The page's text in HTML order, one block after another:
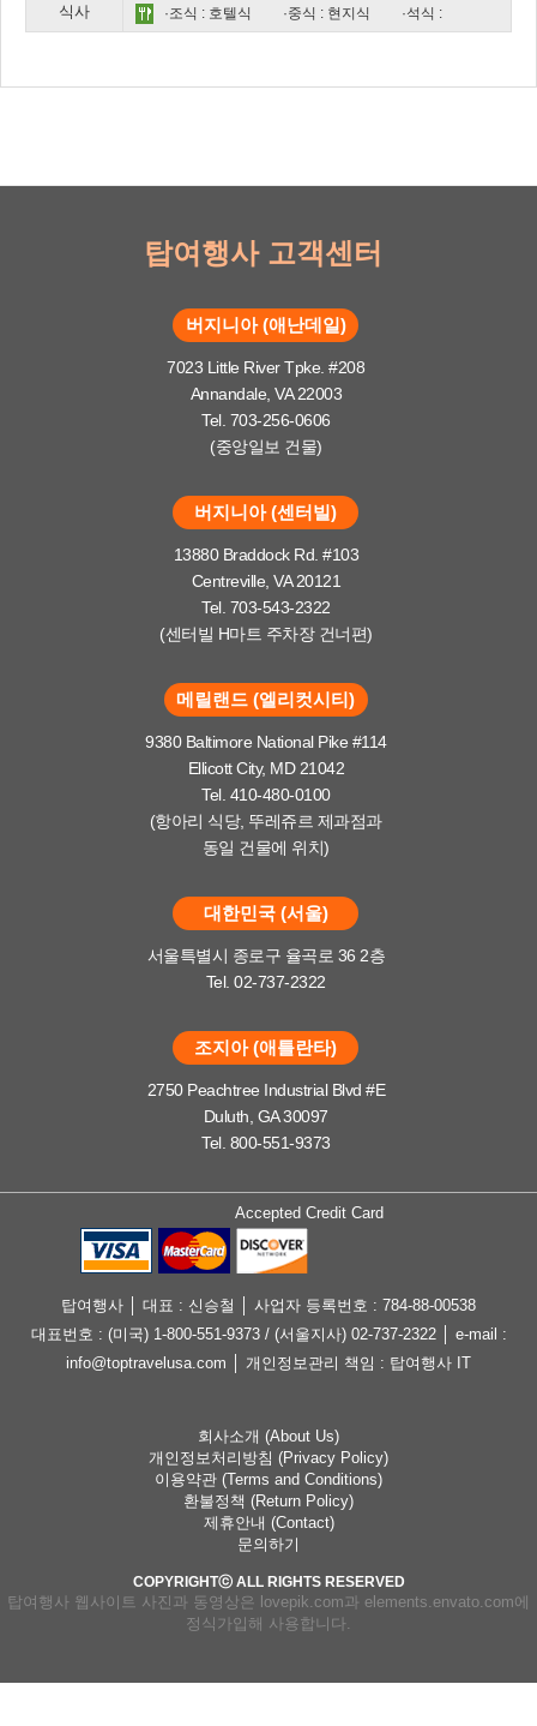
식사 ·조식 : 호텔식 ·중식 : 현지식 ·석식 :
탑여행사 고객센터
버지니아 (애난데일)
7023 Little River Tpke. #208
Annandale, VA 22003
Tel. 703-256-0606
(중앙일보 건물)
버지니아 (센터빌)
13880 Braddock Rd. #103
Centreville, VA 20121
Tel. 703-543-2322
(센터빌 H마트 주차장 건너편)
메릴랜드 (엘리컷시티)
9380 Baltimore National Pike #114
Ellicott City, MD 21042
Tel. 410-480-0100
(항아리 식당, 뚜레쥬르 제과점과
동일 건물에 위치)
대한민국 (서울)
서울특별시 종로구 율곡로 36 2층
Tel. 02-737-2322
조지아 (애틀란타)
2750 Peachtree Industrial Blvd #E
Duluth, GA 30097
Tel. 800-551-9373
Accepted Credit Card
탑여행사 │ 대표 : 신승철 │ 사업자 등록번호 : 784-88-00538
대표번호 : (미국) 1-800-551-9373 / (서울지사) 02-737-2322 │ e-mail :
info@toptravelusa.com │ 개인정보관리 책임 : 탑여행사 IT
회사소개 (About Us)
개인정보처리방침 (Privacy Policy)
이용약관 (Terms and Conditions)
환불정책 (Return Policy)
제휴안내 (Contact)
문의하기
COPYRIGHTⓒ ALL RIGHTS RESERVED
탑여행사 웹사이트 사진과 동영상은 lovepik.com과 elements.envato.com에
정식가입해 사용합니다.